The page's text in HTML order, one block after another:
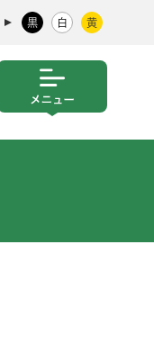
黒 白 黄